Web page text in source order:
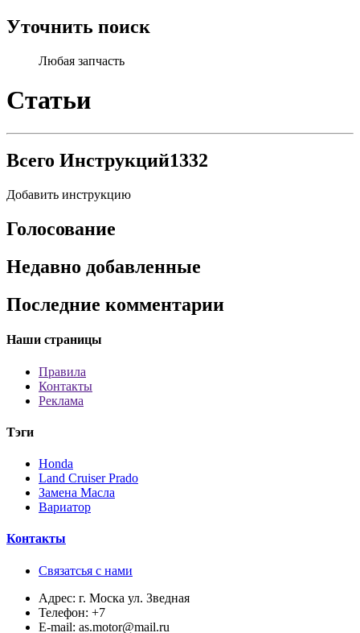
Уточнить поиск
Любая запчасть
Статьи
Всего Инструкций1332
Добавить инструкцию
Голосование
Недавно добавленные
Последние комментарии
Наши страницы
Правила
Контакты
Реклама
Тэги
Honda
Land Cruiser Prado
Замена Масла
Вариатор
Контакты
Связатсья с нами
Адрес: г. Моска ул. Зведная
Телефон: +7
E-mail: as.motor@mail.ru